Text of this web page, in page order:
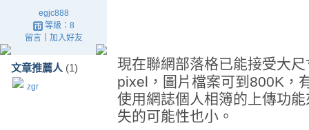
egjc888
等級：8
留言｜ 加入好友
文章推薦人 (1)
zgr
現在聯網部落格已能接受大
pixel ，圖片檔案可到 800K ，
使用網誌個人相簿的上傳功
失的可能性也小。